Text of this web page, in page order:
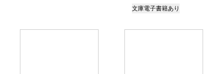
文庫電子書籍あり